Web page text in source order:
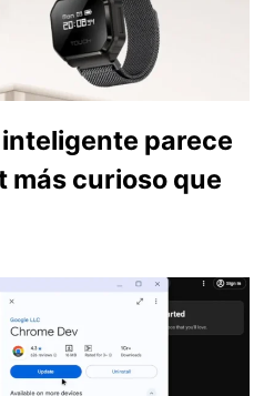
parece
más curioso que